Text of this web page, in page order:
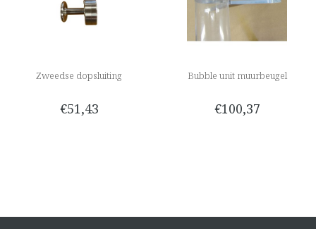
Zweedse dopsluiting
€51,43
Bubble unit muurbeugel
€100,37